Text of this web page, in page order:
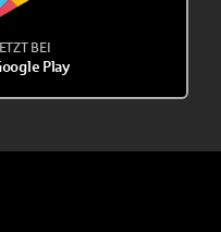
BEI
Play